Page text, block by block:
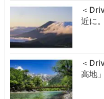
＜
近に
＜
高地